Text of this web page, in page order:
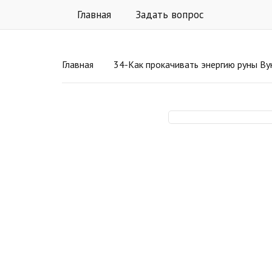
Главная Задать вопрос
Главная 34-Как прокачивать энергию руны